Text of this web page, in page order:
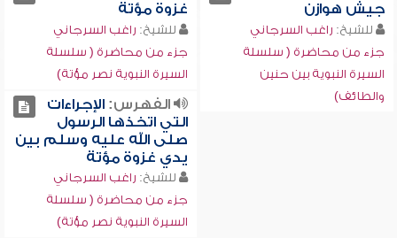
جيش هوازن
للشيخ: راغب السرجاني
جزء من محاضرة ( سلسلة
السيرة النبوية بين حنين
والطائف)
غزوة مؤتة
للشيخ: راغب السرجاني
جزء من محاضرة ( سلسلة
السيرة النبوية نصر مؤتة)
الفهرس:الإجراءات
التي اتخذها الرسول
صلى الله عليه وسلم بين
يدي غزوة مؤتة
للشيخ: راغب السرجاني
جزء من محاضرة ( سلسلة
السيرة النبوية نصر مؤتة)